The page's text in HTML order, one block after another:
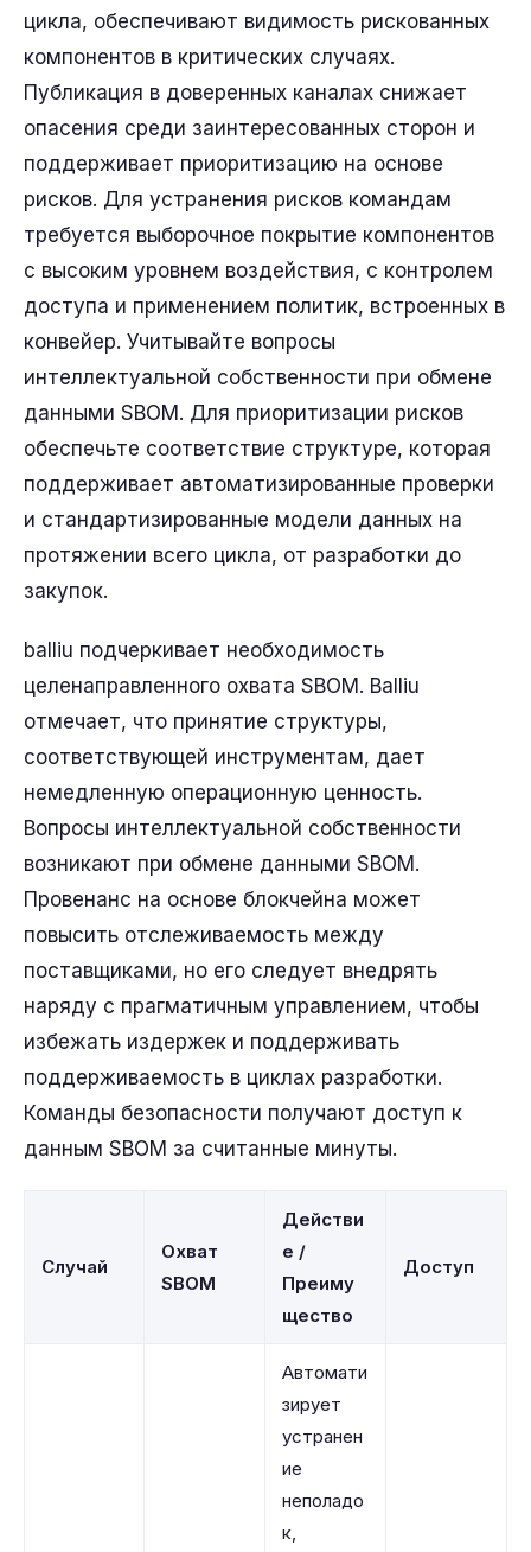
цикла, обеспечивают видимость рискованных
компонентов в критических случаях.
Публикация в доверенных каналах снижает
опасения среди заинтересованных сторон и
поддерживает приоритизацию на основе
рисков. Для устранения рисков командам
требуется выборочное покрытие компонентов
с высоким уровнем воздействия, с контролем
доступа и применением политик, встроенных в
конвейер. Учитывайте вопросы
интеллектуальной собственности при обмене
данными SBOM. Для приоритизации рисков
обеспечьте соответствие структуре, которая
поддерживает автоматизированные проверки
и стандартизированные модели данных на
протяжении всего цикла, от разработки до
закупок.
balliu подчеркивает необходимость
целенаправленного охвата SBOM. Balliu
отмечает, что принятие структуры,
соответствующей инструментам, дает
немедленную операционную ценность.
Вопросы интеллектуальной собственности
возникают при обмене данными SBOM.
Провенанс на основе блокчейна может
повысить отслеживаемость между
поставщиками, но его следует внедрять
наряду с прагматичным управлением, чтобы
избежать издержек и поддерживать
поддерживаемость в циклах разработки.
Команды безопасности получают доступ к
данным SBOM за считанные минуты.
Случай
Охват
SBOM
Действи
е /
Преиму
щество
Доступ
Автомати
зирует
устранен
ие
неполадо
к,